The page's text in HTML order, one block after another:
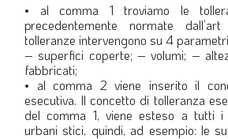
• al comma 1 troviamo le
precedentemente normate
tolleranze intervengono su 4
– superfici coperte; – volumi; –
fabbricati;
• al comma 2 viene inserito il
esecutiva. Il concetto di tolleranza
del comma 1, viene esteso a tutti
urbani stici, quindi, ad esempio: le